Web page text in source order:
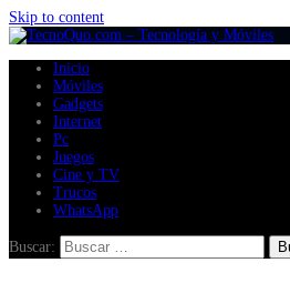
Skip to content
Inicio
Móviles
Gadgets
Internet
Pc
Juegos
Cine y TV
Trucos
WhatsApp
Buscar: